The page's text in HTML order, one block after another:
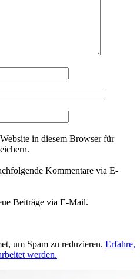
in diesem Browser für
Kommentare via E-
Beiträge via E-Mail.
um Spam zu reduzieren. Erfahre,
werden.